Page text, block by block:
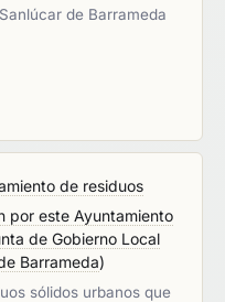
de Barrameda
de residuos
por este Ayuntamiento
de Gobierno Local
Barrameda)
sólidos urbanos que